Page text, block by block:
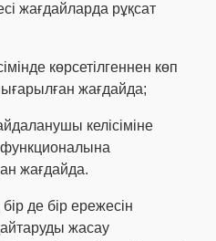
жағдайларда рұқсат
көрсетілгеннен көп
жағдайда;
келісіміне
жағдайда.
де бір ережесін
жасау